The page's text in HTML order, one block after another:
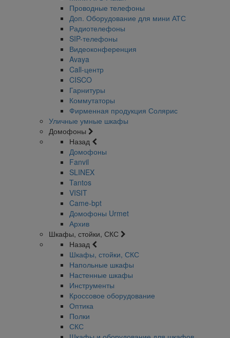
Проводные телефоны
Доп. Оборудование для мини АТС
Радиотелефоны
SIP-телефоны
Видеоконференция
Avaya
Call-центр
CISCO
Гарнитуры
Коммутаторы
Фирменная продукция Солярис
Уличные умные шкафы
Домофоны
Назад
Домофоны
Fanvil
SLINEX
Tantos
VISIT
Came-bpt
Домофоны Urmet
Архив
Шкафы, стойки, СКС
Назад
Шкафы, стойки, СКС
Напольные шкафы
Настенные шкафы
Инструменты
Кроссовое оборудование
Оптика
Полки
СКС